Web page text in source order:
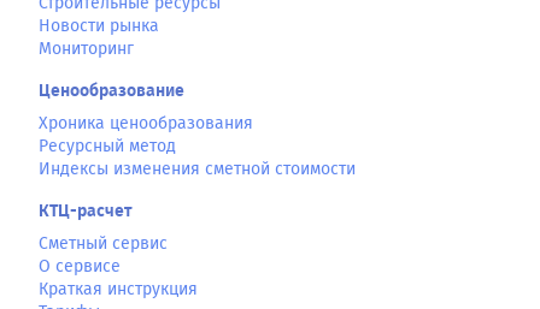
Новости рынка
Мониторинг
Ценообразование
Хроника ценообразования
Ресурсный метод
Индексы изменения сметной стоимости
КТЦ-расчет
Сметный сервис
О сервисе
Краткая инструкция